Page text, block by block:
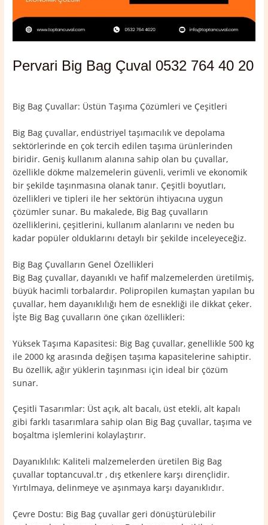
Pervari Big Bag Çuval 0532 764 40 20
Big Bag Çuvallar: Üstün Taşıma Çözümleri ve Çeşitleri
Big Bag çuvallar, endüstriyel taşımacılık ve depolama
sektörlerinde en çok tercih edilen taşıma ürünlerinden
biridir. Geniş kullanım alanına sahip olan bu çuvallar,
özellikle dökme malzemelerin güvenli, verimli ve ekonomik
bir şekilde taşınmasına olanak tanır. Çeşitli boyutları,
özellikleri ve tipleri ile her sektörün ihtiyacına uygun
çözümler sunar. Bu makalede, Big Bag çuvalların
özelliklerini, çeşitlerini, kullanım alanlarını ve neden bu
kadar popüler olduklarını detaylı bir şekilde inceleyeceğiz.
Big Bag Çuvalların Genel Özellikleri
Big Bag çuvallar, dayanıklı ve hafif malzemelerden üretilmiş,
büyük hacimli torbalardır. Polipropilen kumaştan yapılan bu
çuvallar, hem dayanıklılığı hem de esnekliği ile dikkat çeker.
İşte Big Bag çuvalların öne çıkan özellikleri:
Yüksek Taşıma Kapasitesi: Big Bag çuvallar, genellikle 500 kg
ile 2000 kg arasında değişen taşıma kapasitelerine sahiptir.
Bu özellik, ağır yüklerin taşınması için ideal bir çözüm
sunar.
Çeşitli Tasarımlar: Üst açık, alt bacalı, üst etekli, alt kapalı
gibi farklı tasarımlara sahip olan Big Bag çuvallar, taşıma ve
boşaltma işlemlerini kolaylaştırır.
Dayanıklılık: Kaliteli malzemelerden üretilen Big Bag
çuvallar toptancuval.tr , dış etkenlere karşı dirençlidir.
Yırtılmaya, delinmeye ve aşınmaya karşı dayanıklıdır.
Çevre Dostu: Big Bag çuvallar geri dönüştürülebilir